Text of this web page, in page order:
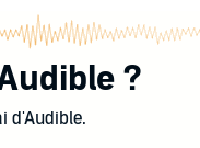
?
d'Audible.